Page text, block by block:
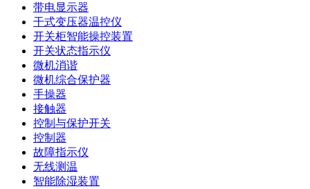
带电显示器
干式变压器温控仪
开关柜智能操控装置
开关状态指示仪
微机消谐
微机综合保护器
手操器
接触器
控制与保护开关
控制器
故障指示仪
无线测温
智能除湿装置